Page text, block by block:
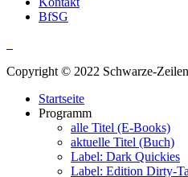
BfSG
Copyright © 2022 Schwarze-
Startseite
Programm
alle Titel (E-Books)
aktuelle Titel (Buch)
Label: Dark Quickies
Label: Edition Dirty-